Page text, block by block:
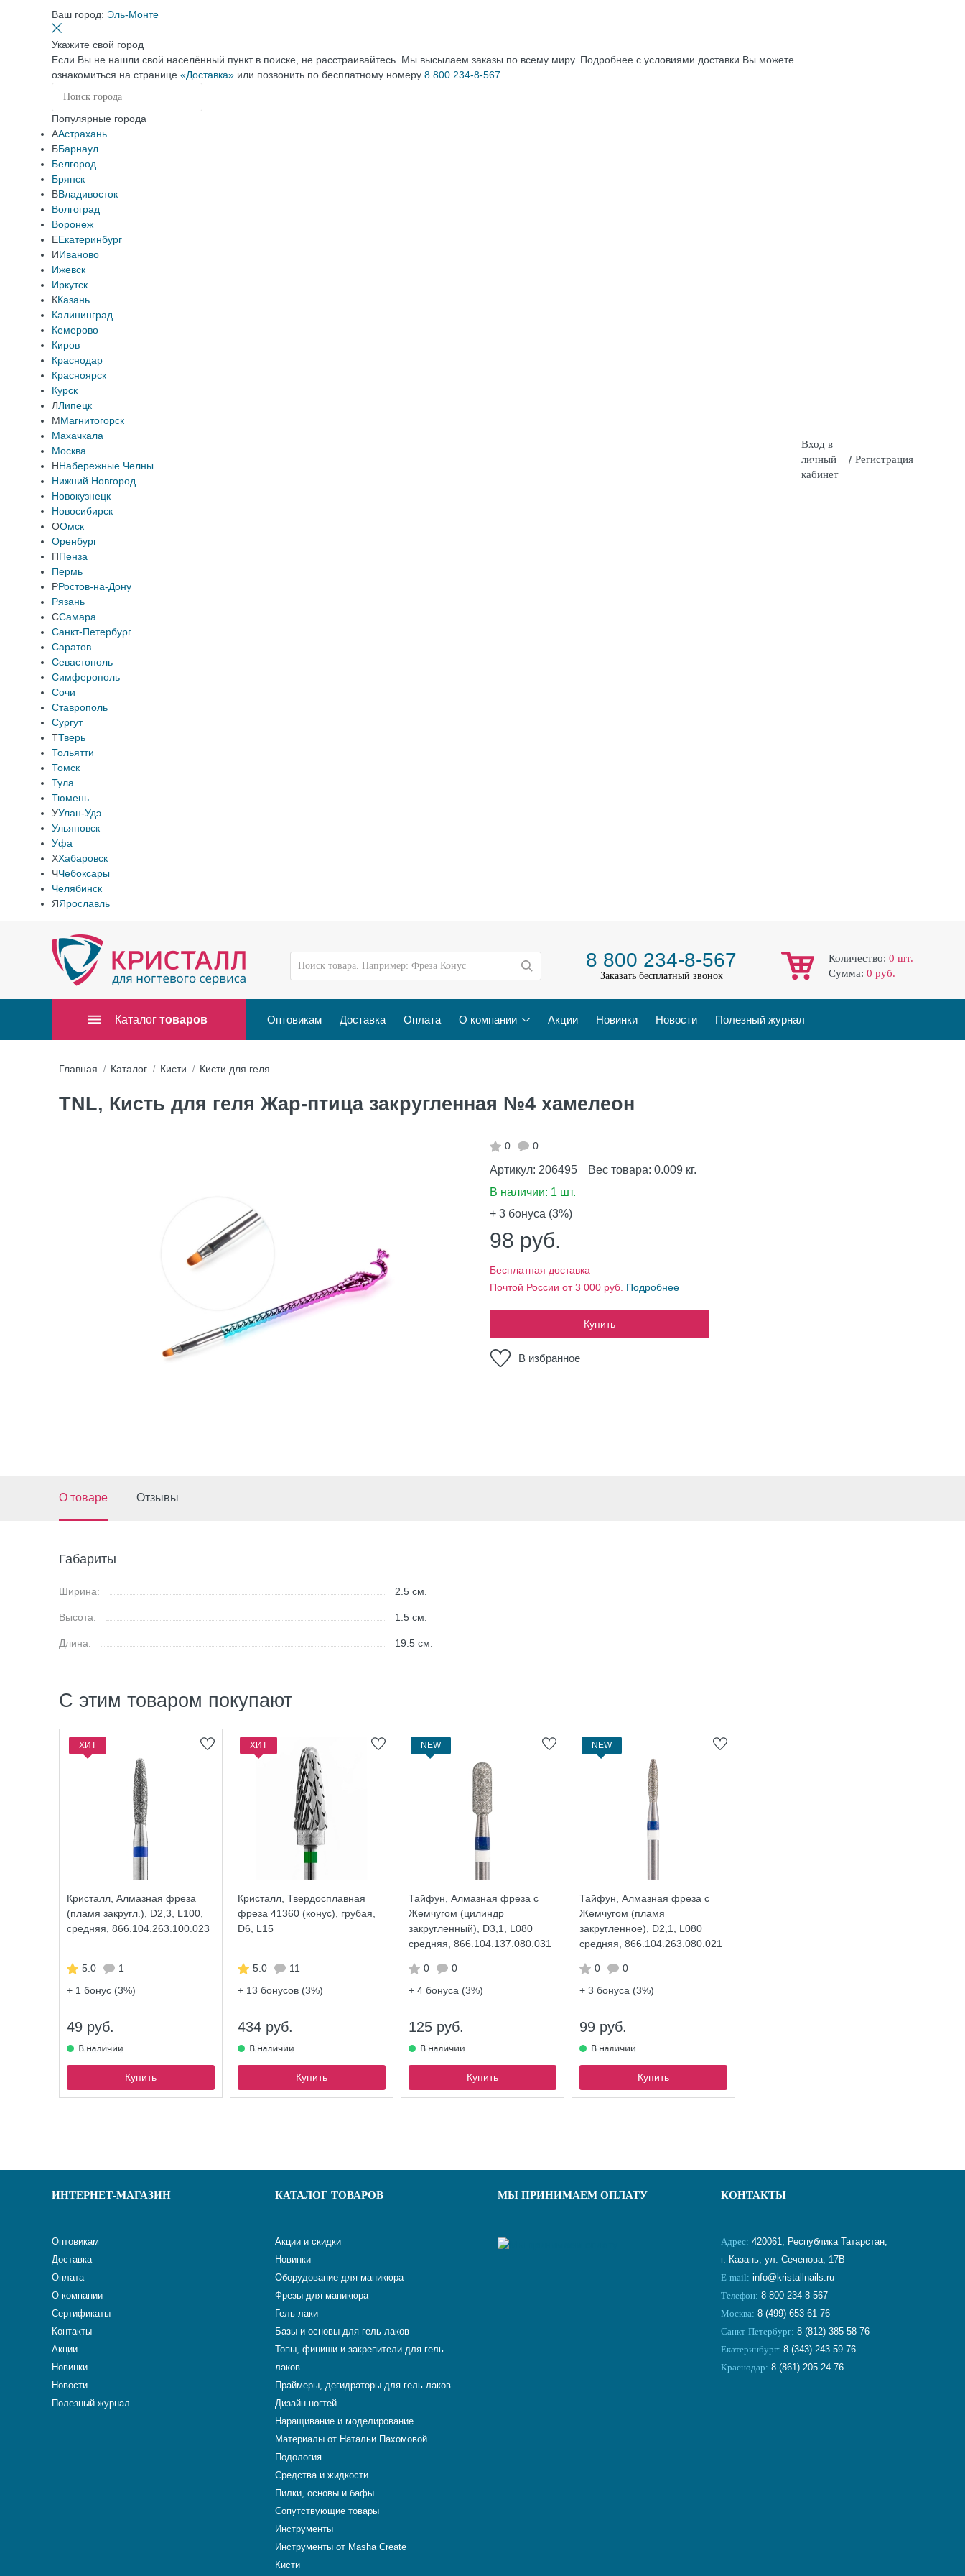
Ваш город: Эль-Монте
Укажите свой город
Если Вы не нашли свой населённый пункт в поиске, не расстраивайтесь. Мы высылаем заказы по всему миру. Подробнее с условиями доставки Вы можете
ознакомиться на странице «Доставка» или позвонить по бесплатному номеру 8 800 234-8-567
Популярные города
ААстрахань
ББарнаул
Белгород
Брянск
ВВладивосток
Волгоград
Воронеж
ЕЕкатеринбург
ИИваново
Ижевск
Иркутск
ККазань
Калининград
Кемерово
Киров
Краснодар
Красноярск
Курск
ЛЛипецк
ММагнитогорск
Махачкала
Москва
ННабережные Челны
Нижний Новгород
Новокузнецк
Новосибирск
ООмск
Оренбург
ППенза
Пермь
РРостов-на-Дону
Рязань
ССамара
Санкт-Петербург
Саратов
Севастополь
Симферополь
Сочи
Ставрополь
Сургут
ТТверь
Тольятти
Томск
Тула
Тюмень
УУлан-Удэ
Ульяновск
Уфа
ХХабаровск
ЧЧебоксары
Челябинск
ЯЯрославль
Вход в
личный
кабинет
/ Регистрация
8 800 234-8-567
Заказать бесплатный звонок
Количество: 0 шт.
Cумма: 0 руб.
Каталог товаров Оптовикам Доставка Оплата О компании Акции Новинки Новости Полезный журнал
Главная Каталог Кисти Кисти для геля
TNL, Кисть для геля Жар-птица закругленная №4 хамелеон
0 0
Артикул: 206495 Вес товара: 0.009 кг.
В наличии: 1 шт.
+ 3 бонуса (3%)
98 руб.
Бесплатная доставка
Почтой России от 3 000 руб. Подробнее
Купить
В избранное
О товаре Отзывы
Габариты
Ширина: 2.5 см.
Высота: 1.5 см.
Длина: 19.5 см.
С этим товаром покупают
ХИТ
Кристалл, Алмазная фреза
(пламя закругл.), D2,3, L100,
средняя, 866.104.263.100.023
5.0
1
+ 1 бонус (3%)
49 руб.
Купить
ХИТ
Кристалл, Твердосплавная
фреза 41360 (конус), грубая,
D6, L15
5.0
11
+ 13 бонусов (3%)
434 руб.
Купить
NEW
Тайфун, Алмазная фреза с
Жемчугом (цилиндр
закругленный), D3,1, L080
средняя, 866.104.137.080.031
0
0
+ 4 бонуса (3%)
125 руб.
Купить
NEW
Тайфун, Алмазная фреза с
Жемчугом (пламя
закругленное), D2,1, L080
средняя, 866.104.263.080.021
0
0
+ 3 бонуса (3%)
99 руб.
Купить
ИНТЕРНЕТ-МАГАЗИН
Оптовикам
Доставка
Оплата
О компании
Сертификаты
Контакты
Акции
Новинки
Новости
Полезный журнал
КАТАЛОГ ТОВАРОВ
Акции и скидки
Новинки
Оборудование для маникюра
Фрезы для маникюра
Гель-лаки
Базы и основы для гель-лаков
Топы, финиши и закрепители для гель-
лаков
Праймеры, дегидраторы для гель-лаков
Дизайн ногтей
Наращивание и моделирование
Материалы от Натальи Пахомовой
Подология
Средства и жидкости
Пилки, основы и бафы
Сопутствующие товары
Инструменты
Инструменты от Masha Create
Кисти
МЫ ПРИНИМАЕМ ОПЛАТУ КОНТАКТЫ
Адрес: 420061, Республика Татарстан,
г. Казань, ул. Сеченова, 17В
E-mail: info@kristallnails.ru
Телефон: 8 800 234-8-567
Москва: 8 (499) 653-61-76
Санкт-Петербург: 8 (812) 385-58-76
Екатеринбург: 8 (343) 243-59-76
Краснодар: 8 (861) 205-24-76